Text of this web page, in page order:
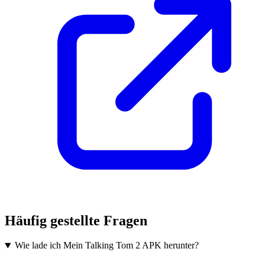
Häufig gestellte Fragen
Wie lade ich Mein Talking Tom 2 APK herunter?